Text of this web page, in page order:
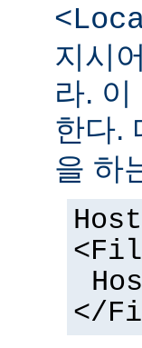
지시
라.
한다.
을 하
</